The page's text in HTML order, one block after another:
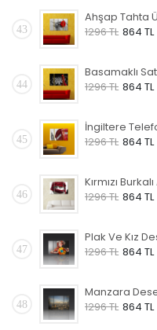
43
1296 TL 864 TL
44
1296 TL 864 TL
45
1296 TL 864 TL
46
1296 TL 864 TL
47
1296 TL 864 TL
48
1296 TL 864 TL